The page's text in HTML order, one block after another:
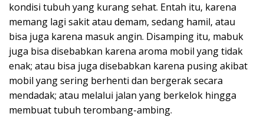
kondisi tubuh yang kurang sehat. Entah itu, karena
memang lagi sakit atau demam, sedang hamil, atau
bisa juga karena masuk angin. Disamping itu, mabuk
juga bisa disebabkan karena aroma mobil yang tidak
enak; atau bisa juga disebabkan karena pusing akibat
mobil yang sering berhenti dan bergerak secara
mendadak; atau melalui jalan yang berkelok hingga
membuat tubuh terombang-ambing.